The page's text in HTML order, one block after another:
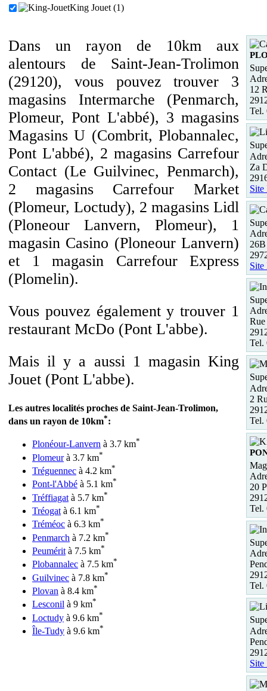
King Jouet (1)
Dans un rayon de 10km aux
alentours de Saint-Jean-Trolimon
(29120), vous pouvez trouver 3
magasins Intermarche (Penmarch,
Plomeur, Pont L'abbé), 3 magasins
Magasins U (Combrit, Plobannalec,
Pont L'abbé), 2 magasins Carrefour
Contact (Le Guilvinec, Penmarch),
2 magasins Carrefour Market
(Plomeur, Loctudy), 2 magasins Lidl
(Ploneour Lanvern, Plomeur), 1
magasin Casino (Ploneour Lanvern)
et 1 magasin Carrefour Express
(Plomelin).
Vous pouvez également y trouver 1
restaurant McDo (Pont L'abbe).
Mais il y a aussi 1 magasin King
Jouet (Pont L'abbe).
Les autres localités proches de Saint-Jean-Trolimon,
dans un rayon de 10km*:
Plonéour-Lanvern à 3.7 km*
Plomeurà 3.7 km*
Tréguennec à 4.2 km*
Pont-l'Abbé à 5.1 km*
Tréffiagat à 5.7 km*
Tréogat à 6.1 km*
Tréméoc à 6.3 km*
Penmarch à 7.2 km*
Peumérit à 7.5 km*
Plobannalec à 7.5 km*
Guilvinec à 7.8 km*
Plovan à 8.4 km*
Lesconil à 9 km*
Loctudy à 9.6 km*
Île-Tudy à 9.6 km*
12
Tel.
Za
Site
Site
Tel.
2
Tel.
20
Tel.
Tel.
Site